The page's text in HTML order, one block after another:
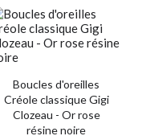
Boucles d'oreilles
Créole classique Gigi
Clozeau - Or rose
résine noire